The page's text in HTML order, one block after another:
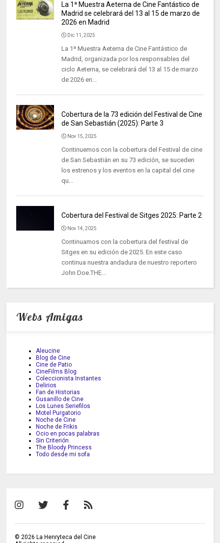
La 1ª Muestra Aeterna de Cine Fantástico de
Madrid se celebrará del 13 al 15 de marzo de
2026 en Madrid
Dic 11, 2025
La 1ª Muestra Aeterna de Cine Fantástico de
Madrid, organizada por los responsables del
ciclo Aeterna, se celebrará del 13 al 15 de marzo
de 2026 en...
Cobertura de la 73 edición del Festival de Cine
de San Sebastián (2025): Parte 3
Nov 15, 2025
Continuemos con la cobertura del Festival de cine
de San Sebastián en su 73 edición, se suceden
los estrenos y los eventos en la capital del cine
qu...
Cobertura del Festival de Sitges 2025: Parte 2
Nov 14, 2025
Continuamos con la cobertura del festival de
Sitges en su edición de 2025. En este caso
continua nuestra andadura de nuestro reportero
John Doe.THE...
Webs Amigas
Aleucine
Blog de Cine
Cine de Patio
CineFilms Blog
Coleccionista Instantes
Delirios
Fan de Historias
Gusanillo de Cine
Los Lunes Seriefilos
Motel Purgatorio
Noche de Cine
Noche de Frikis
Ocio en pocas palabras
Sin Criterión
The Bloody Princess
Todo desde mi sofa
©2026 La Henryteca del Cine